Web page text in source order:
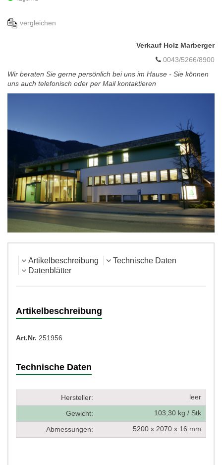
vergleichen
Verkauf Holz Marberger
0043/5266/8900
Wir beraten Sie gerne persönlich bei uns im Hause - Sie können
uns auch telefonisch oder per Mail kontaktieren
Artikelbeschreibung
Technische Daten
Datenblätter
Artikelbeschreibung
Art.Nr. 251956
Technische Daten
Hersteller: leer
Gewicht: 103,30 kg / Stk
Abmessungen: 5200 x 2070 x 16 mm